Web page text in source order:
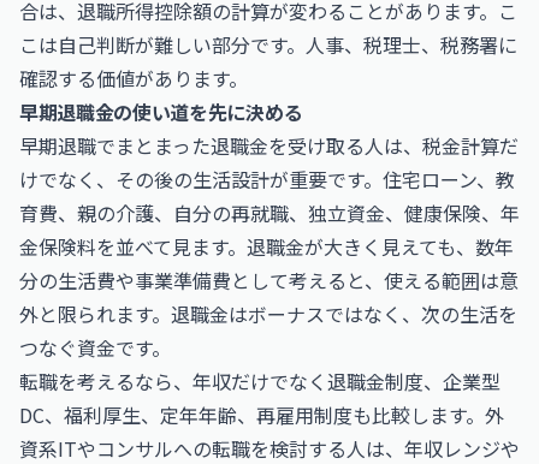
合は、退職所得控除額の計算が変わることがあります。こ
こは自己判断が難しい部分です。人事、税理士、税務署に
確認する価値があります。
早期退職金の使い道を先に決める
早期退職でまとまった退職金を受け取る人は、税金計算だ
けでなく、その後の生活設計が重要です。住宅ローン、教
育費、親の介護、自分の再就職、独立資金、健康保険、年
金保険料を並べて見ます。退職金が大きく見えても、数年
分の生活費や事業準備費として考えると、使える範囲は意
外と限られます。退職金はボーナスではなく、次の生活を
つなぐ資金です。
転職を考えるなら、年収だけでなく退職金制度、企業型
DC、福利厚生、定年年齢、再雇用制度も比較します。外
資系ITやコンサルへの転職を検討する人は、年収レンジや